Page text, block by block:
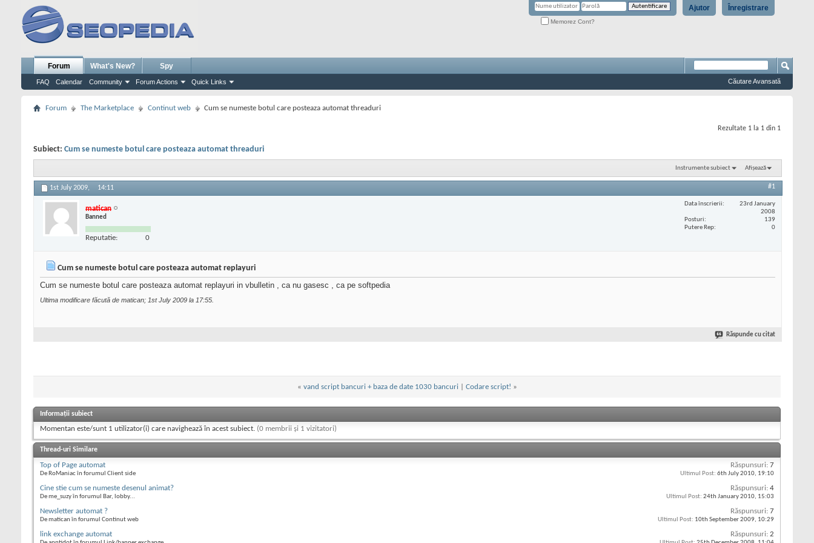
Înregistrare
Ajutor
Memorez Cont?
Forum
FAQ Calendar Community Forum Actions Quick Links
What's New? Spy
Căutare Avansată
Forum The Marketplace Continut web Cum se numeste botul care posteaza automat threaduri
Rezultate 1 la 1 din 1
Subiect: Cum se numeste botul care posteaza automat threaduri
Instrumente subiect Afișează
1st July 2009, 14:11 #1
matican
Banned
Reputatie: 0
Data înscrierii
23rd January
2008
Posturi
139
Putere Rep
0
Cum se numeste botul care posteaza automat replayuri
Cum se numeste botul care posteaza automat replayuri in vbulletin , ca nu gasesc , ca pe softpedia
Ultima modificare făcută de matican; 1st July 2009 la 17:55
Răspunde cu citat
« vand script bancuri + baza de date 1030 bancuri Codare script! »
Informații subiect
Momentan este/sunt 1 utilizator(i) care navighează în acest subiect. (0 membrii și 1 vizitatori)
Thread-uri Similare
Top of Page automat
De RoManiac în forumul Client side
Răspunsuri: 7
Ultimul Post: 6th July 2010, 19:10
Cine stie cum se numeste desenul animat?
De me_suzy în forumul Bar, lobby...
Răspunsuri: 4
Ultimul Post: 24th January 2010, 15:03
Newsletter automat ?
De matican în forumul Continut web
Răspunsuri: 7
Ultimul Post: 10th September 2009, 10:29
link exchange automat Răspunsuri: 2